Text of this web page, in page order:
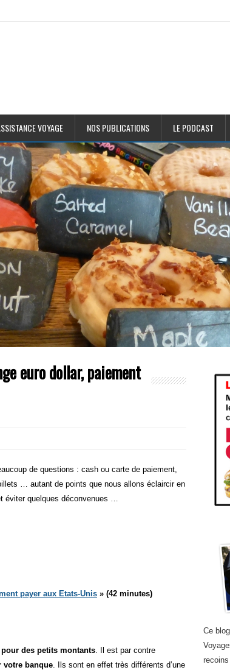
VOYAGE NOS PUBLICATIONS LE PODCAST
euro dollar, paiement
de questions : cash ou carte de paiement,
… autant de points que nous allons éclaircir en
éviter quelques déconvenues …
payer aux Etats-Unis » (42 minutes)
des petits montants. Il est par contre
votre banque. Ils sont en effet très différents d’une
Ce